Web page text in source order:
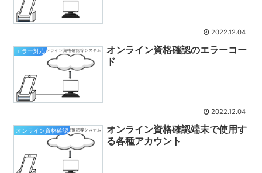
2022.12.04
エラー対応
オンライン資格確認のエラーコー
ド
2022.12.04
オンライン資格確認
オンライン資格確認端末で使用す
る各種アカウント